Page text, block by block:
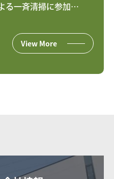
る一斉清掃に参加…
View More